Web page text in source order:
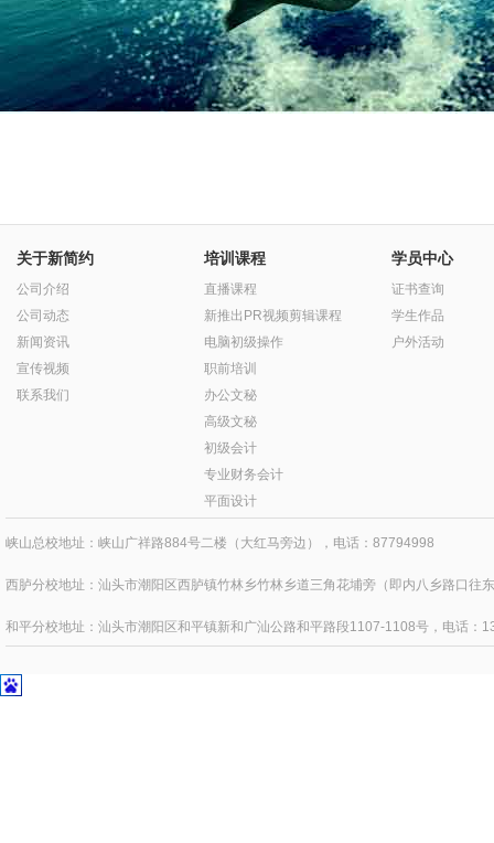
关于新简约
公司介绍
公司动态
新闻资讯
宣传视频
联系我们
培训课程
直播课程
新推出PR视频剪辑课程
电脑初级操作
职前培训
办公文秘
高级文秘
初级会计
专业财务会计
平面设计
学员中心
证书查询
学生作品
户外活动
峡山总校地址：峡山广祥路884号二楼（大红马旁边），电话：87794998
西胪分校地址：汕头市潮阳区西胪镇竹林乡竹林乡道三角花埔旁（即内八乡路口往
和平分校地址：汕头市潮阳区和平镇新和广汕公路和平路段1107-1108号，电话